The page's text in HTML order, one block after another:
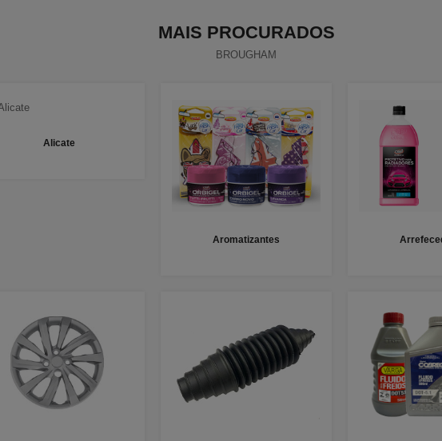
MAIS PROCURADOS
BROUGHAM
Alicate
Aromatizantes